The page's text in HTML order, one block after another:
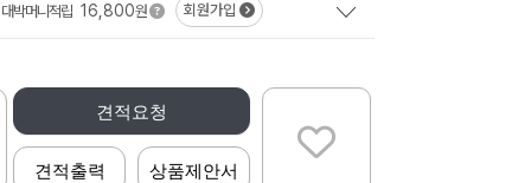
대박머니적립 16,800원 회원가입
견적요청
견적출력 상품제안서